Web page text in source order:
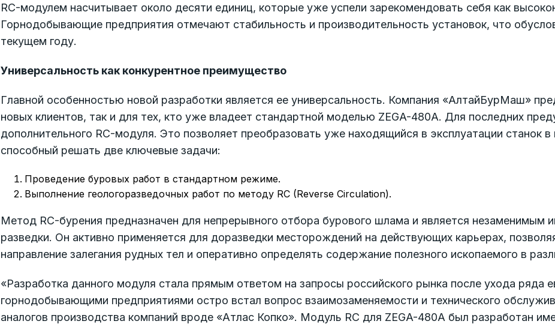
RC-модулем насчитывает около десяти единиц, которые уже успели зарекомендовать себя как
Горнодобывающие предприятия отмечают стабильность и производительность установок, что
текущем году.
Универсальность как конкурентное преимущество
Главной особенностью новой разработки является ее универсальность. Компания «АлтайБурМаш»
новых клиентов, так и для тех, кто уже владеет стандартной моделью ZEGA-480A. Для последних
дополнительного RC-модуля. Это позволяет преобразовать уже находящийся в эксплуатации станок
способный решать две ключевые задачи:
Проведение буровых работ в стандартном режиме.
Выполнение геологоразведочных работ по методу RC (Reverse Circulation).
Метод RC-бурения предназначен для непрерывного отбора бурового шлама и является незаменимым
разведки. Он активно применяется для доразведки месторождений на действующих карьерах,
направление залегания рудных тел и оперативно определять содержание полезного ископаемого в
«Разработка данного модуля стала прямым ответом на запросы российского рынка после ухода ряда
горнодобывающими предприятиями остро встал вопрос взаимозаменяемости и технического
аналогов производства компаний вроде «Атлас Копко». Модуль RC для ZEGA-480A был разработан